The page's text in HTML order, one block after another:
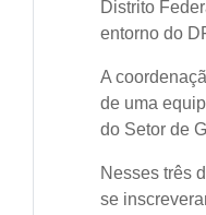
Distrito
entorno do
A
de uma
do Setor de
Nesses três
se